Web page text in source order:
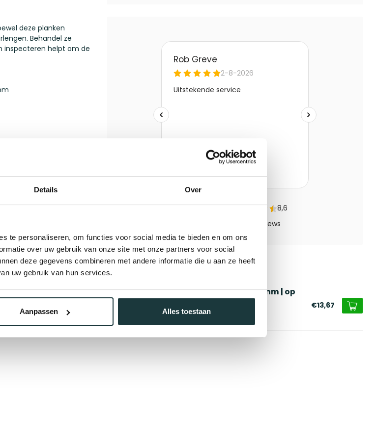
Details Over
te personaliseren, om functies voor social media te bieden en om ons
over uw gebruik van onze site met onze partners voor social
deze gegevens combineren met andere informatie die u aan ze heeft
uw gebruik van hun services.
Aanpassen Alles toestaan
deze planken
Behandel ze
inspecteren helpt om de
Gerelateerde producten
Steigerplank Old look 195x50 mm | op
maat
€13,67